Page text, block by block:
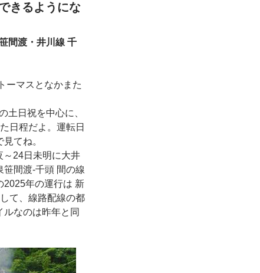
きるようにな
間渡・井川線 千
ーマスとなかまた
土日祝を中心に、
日程だよ。運転日
てね。
～24日未明に大井
笹間渡-千頭 間の線
2025年の運行は 新
て、線路配線の都
なのは昨年と同